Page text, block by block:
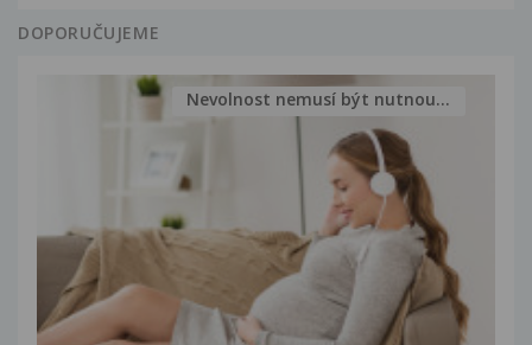
DOPORUČUJEME
Nevolnost nemusí být nutnou...